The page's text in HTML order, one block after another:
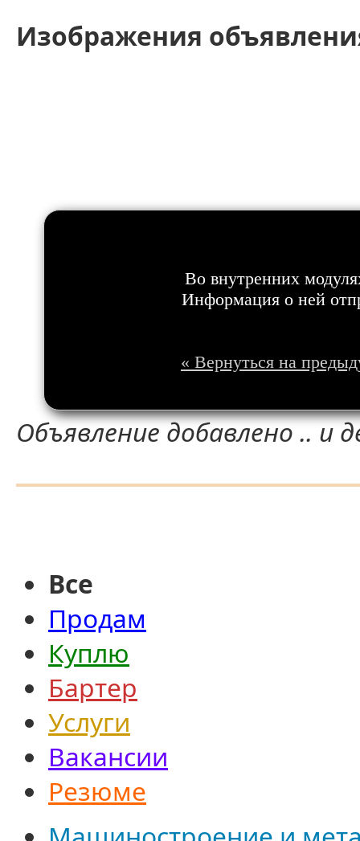
Изображения
Во внутренних
Информация о ней
« Вернуться на
Объявление добавлено .. и
Все
Продам
Куплю
Бартер
Услуги
Вакансии
Резюме